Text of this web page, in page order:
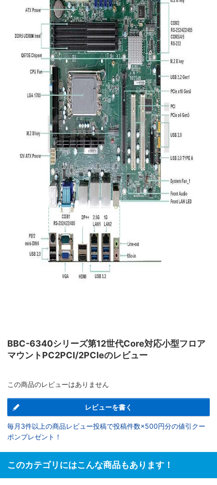
BBC-6340シリーズ第12世代Core対応小型フロア
マウントPC2PCI/2PCIeのレビュー
この商品のレビューはありません
レビューを書く
毎月3件以上の商品レビュー投稿で投稿件数×500円分の値引クー
ポンプレゼント！
このカテゴリにはこんな商品もあります！